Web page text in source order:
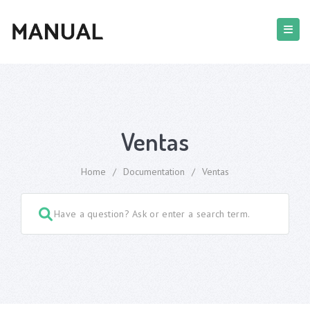
Ventas
Home / Documentation / Ventas